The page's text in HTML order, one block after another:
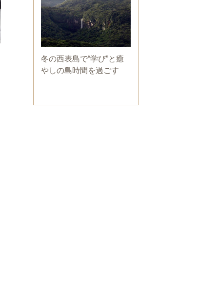
冬の西表島で“学び”と癒
やしの島時間を過ごす